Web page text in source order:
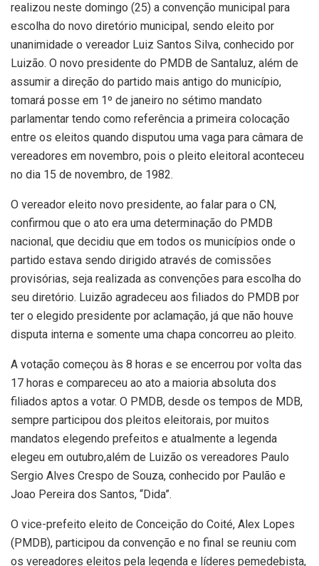
realizou neste domingo (25) a convenção municipal para
escolha do novo diretório municipal, sendo eleito por
unanimidade o vereador Luiz Santos Silva, conhecido por
Luizão. O novo presidente do PMDB de Santaluz, além de
assumir a direção do partido mais antigo do município,
tomará posse em 1º de janeiro no sétimo mandato
parlamentar tendo como referência a primeira colocação
entre os eleitos quando disputou uma vaga para câmara de
vereadores em novembro, pois o pleito eleitoral aconteceu
no dia 15 de novembro, de 1982.
O vereador eleito novo presidente, ao falar para o CN,
confirmou que o ato era uma determinação do PMDB
nacional, que decidiu que em todos os municípios onde o
partido estava sendo dirigido através de comissões
provisórias, seja realizada as convenções para escolha do
seu diretório. Luizão agradeceu aos filiados do PMDB por
ter o elegido presidente por aclamação, já que não houve
disputa interna e somente uma chapa concorreu ao pleito.
A votação começou às 8 horas e se encerrou por volta das
17 horas e compareceu ao ato a maioria absoluta dos
filiados aptos a votar. O PMDB, desde os tempos de MDB,
sempre participou dos pleitos eleitorais, por muitos
mandatos elegendo prefeitos e atualmente a legenda
elegeu em outubro,além de Luizão os vereadores Paulo
Sergio Alves Crespo de Souza, conhecido por Paulão e
Joao Pereira dos Santos, “Dida”.
O vice-prefeito eleito de Conceição do Coité, Alex Lopes
(PMDB), participou da convenção e no final se reuniu com
os vereadores eleitos pela legenda e líderes pemedebista,